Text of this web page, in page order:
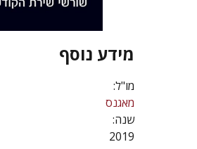
מידע נוסף
מו"ל:
מאגנס
שנה:
2019